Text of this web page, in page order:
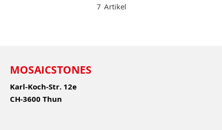
7 Artikel
MOSAICSTONES
Karl-Koch-Str. 12e
CH-3600 Thun